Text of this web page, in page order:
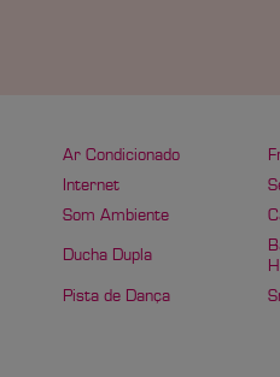
Ar Condicionado
Internet
Som Ambiente
Ducha Dupla
Pista de Dança